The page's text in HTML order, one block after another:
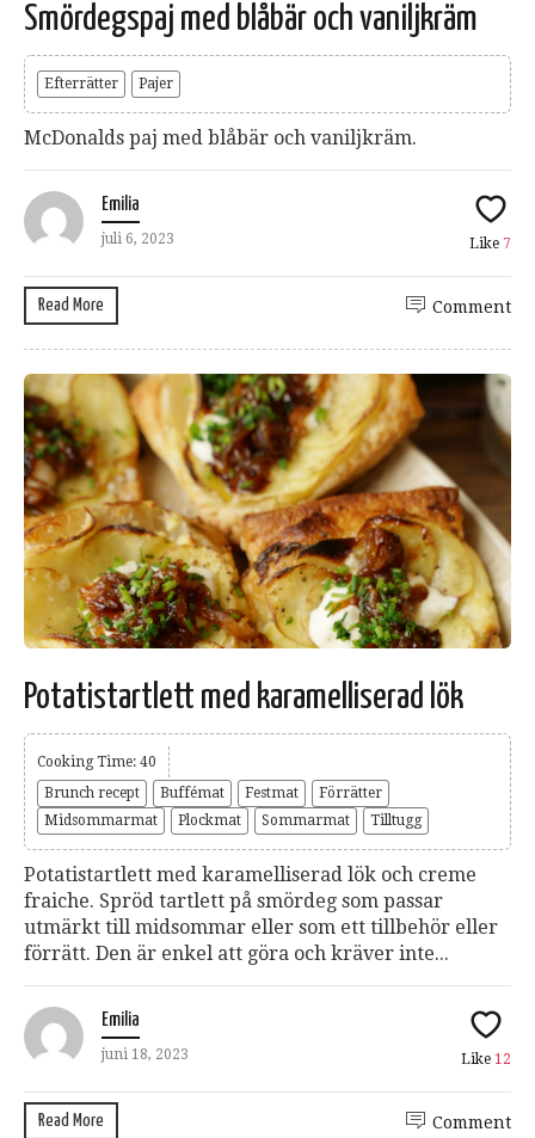
Smördegspaj med blåbär och vaniljkräm
Efterrätter Pajer
McDonalds paj med blåbär och vaniljkräm.
Emilia
juli 6, 2023 Like 7
Read More Comment
Potatistartlett med karamelliserad lök
Cooking Time: 40
Brunch recept
Buffémat Festmat
Förrätter
Midsommarmat
Plockmat Sommarmat Tilltugg
Potatistartlett med karamelliserad lök och creme
fraiche. Spröd tartlett på smördeg som passar
utmärkt till midsommar eller som ett tillbehör eller
förrätt. Den är enkel att göra och kräver inte...
Emilia
juni 18, 2023 Like 12
Read More Comment